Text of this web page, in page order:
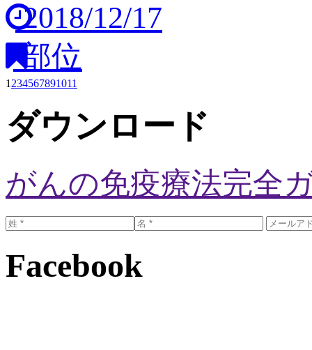
2018/12/17
部位
1 234567891011
ダウンロード
がんの免疫療法完全
Facebook